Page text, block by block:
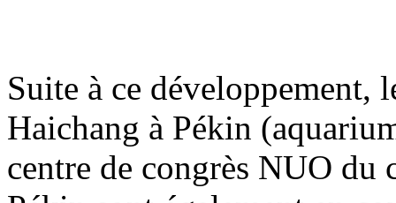
Suite à ce développement,
Haichang à Pékin
centre de congrès NUO du